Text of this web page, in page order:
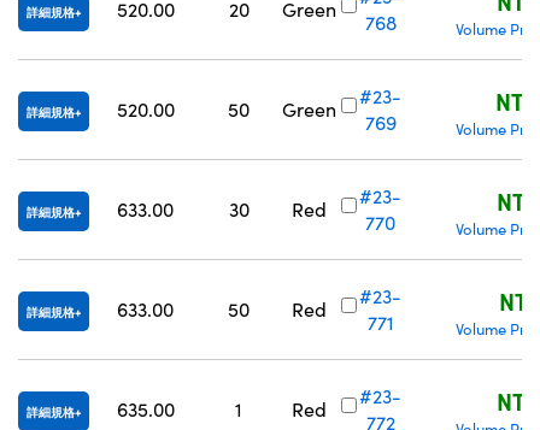
詳細規格 520.00 20 Green
768
Volume
詳細規格 520.00 50 Green
#23-
769
Volume
詳細規格 633.00 30 Red
#23-
770
Volume
詳細規格 633.00 50 Red
#23-
771
Volume
詳細規格 635.00 1 Red
#23-
772